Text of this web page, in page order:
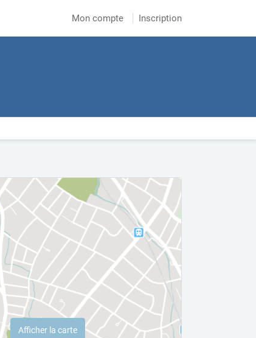
Mon compte Inscription
Afficher la carte